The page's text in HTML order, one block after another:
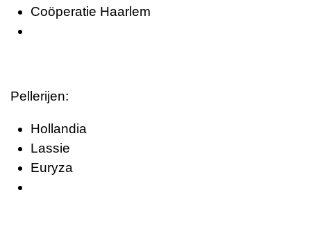
Coöperatie Haarlem
Pellerijen:
Hollandia
Lassie
Euryza